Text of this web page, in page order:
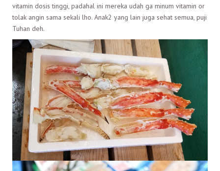
vitamin dosis tinggi, padahal ini mereka udah ga minum vitamin or
tolak angin sama sekali lho. Anak2 yang lain juga sehat semua, puji
Tuhan deh.